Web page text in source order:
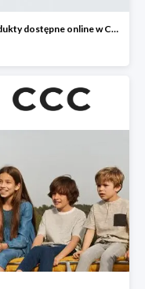
Produkty dostępne online w CCC do -60%